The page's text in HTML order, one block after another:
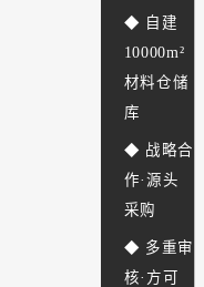
◆ 自建
10000m²
材料仓储
库
◆ 战略合
作·源头
采购
◆ 多重审
核·方可